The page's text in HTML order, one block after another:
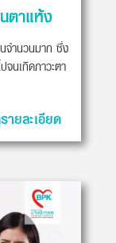
ตาแห้ง
จำนวนมาก ซึ่ง
จนเกิดภาวะตา
ายละเอียด